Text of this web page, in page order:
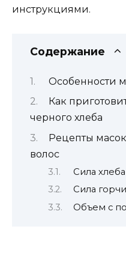
инструкциями.
Содержание
Особенности
Как
черного хлеба
Рецепты
волос
Сила
Сила
Объем с